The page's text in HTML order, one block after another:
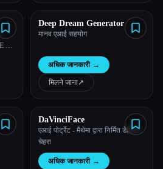
की
Deep Dream Generator
मानव एआई सहयोग
अधिक जानकारी →
मिलने जाना↗︎
DaVinciFace
एआई पोर्ट्रेट - मैथेमा द्वारा निर्मित डेविंसी
चेहरा
अधिक जानकारी →